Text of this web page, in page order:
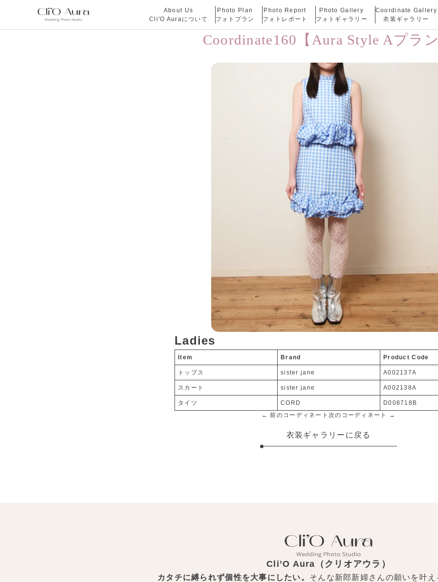
About Us
Cli'O Auraについて
Photo Plan
フォトプラン
Photo Report
フォトレポート
Photo Gallery
フォトギャラリー
Coordinate Gallery
衣装ギャラリー
Coordinate160【Aura Style Aプラ
Ladies
Item Brand Product Code
トップス sister jane A002137A
スカート sister jane A002138A
タイツ CORD
D008718B
← 前のコーディネート 次のコーディネート →
衣装ギャラリーに戻る
Cli’O Aura（クリオアウラ）
カタチに縛られず個性を大事にしたい。 そんな新郎新婦さんの願いを叶